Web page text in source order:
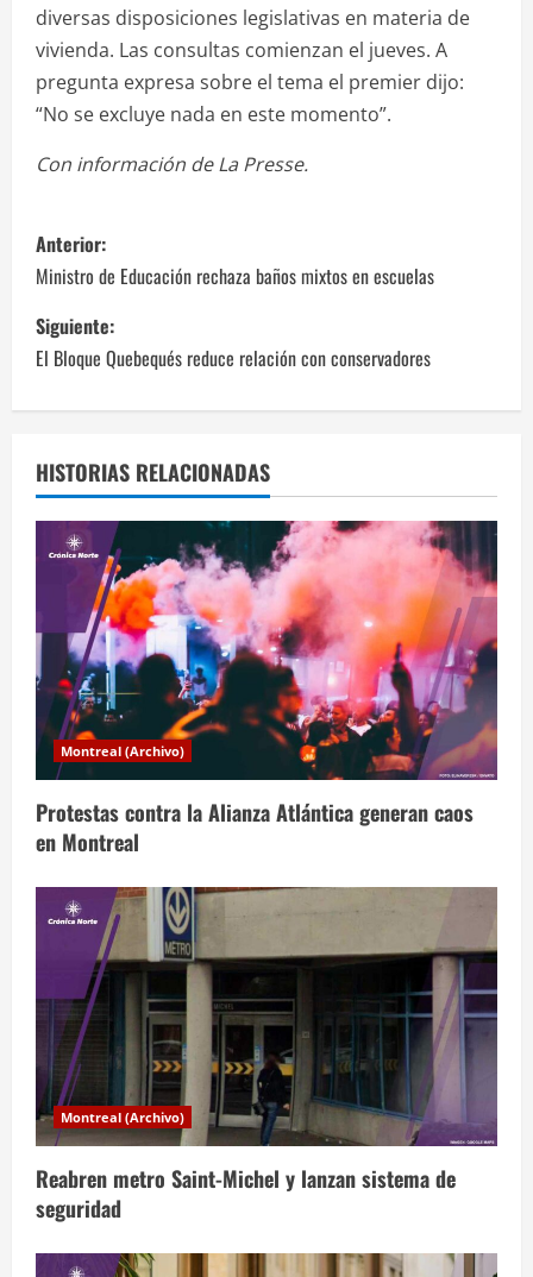
diversas disposiciones legislativas en materia de
vivienda. Las consultas comienzan el jueves. A
pregunta expresa sobre el tema el premier dijo:
“No se excluye nada en este momento”.
Con información de La Presse.
N
a
v
e
a
c
ó
n
d
e
e
n
d
a
s
Anterior:
Ministro de Educación rechaza baños mixtos en escuelas
Siguiente:
El Bloque Quebequés reduce relación con conservadores
HISTORIAS RELACIONADAS
Montreal (Archivo)
Protestas contra la Alianza Atlántica generan caos
en Montreal
Montreal (Archivo)
Reabren metro Saint-Michel y lanzan sistema de
seguridad